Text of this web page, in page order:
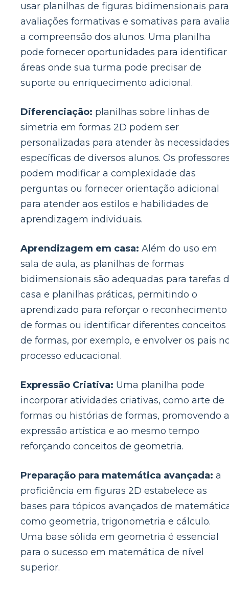
usar planilhas de figuras bidimensionais para
avaliações formativas e somativas para
a compreensão dos alunos. Uma planilha
pode fornecer oportunidades para identificar
áreas onde sua turma pode precisar de
suporte ou enriquecimento adicional.
Diferenciação: planilhas sobre linhas de
simetria em formas 2D podem ser
personalizadas para atender às necessidades
específicas de diversos alunos. Os
podem modificar a complexidade das
perguntas ou fornecer orientação adicional
para atender aos estilos e habilidades de
aprendizagem individuais.
Aprendizagem em casa: Além do uso em
sala de aula, as planilhas de formas
bidimensionais são adequadas para tarefas
casa e planilhas práticas, permitindo o
aprendizado para reforçar o reconhecimento
de formas ou identificar diferentes conceitos
de formas, por exemplo, e envolver os pais
processo educacional.
Expressão Criativa: Uma planilha pode
incorporar atividades criativas, como arte de
formas ou histórias de formas, promovendo a
expressão artística e ao mesmo tempo
reforçando conceitos de geometria.
Preparação para matemática avançada: a
proficiência em figuras 2D estabelece as
bases para tópicos avançados de
como geometria, trigonometria e cálculo.
Uma base sólida em geometria é essencial
para o sucesso em matemática de nível
superior.